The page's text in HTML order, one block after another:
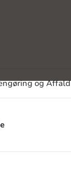
og Affald